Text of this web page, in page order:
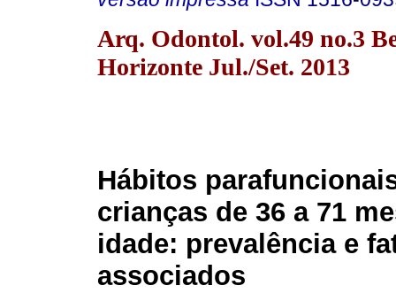
Arq. Odontol. vol.49 no.3
Horizonte Jul./Set. 2013
Hábitos
crianças de 36 a 71
idade: prevalência e
associados